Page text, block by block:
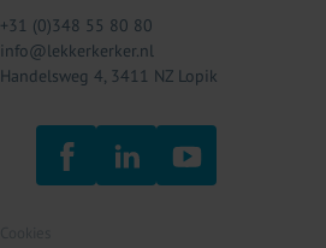
+31 (0)348 55 80 80
info@lekkerkerker.nl
Handelsweg 4, 3411 NZ Lopik